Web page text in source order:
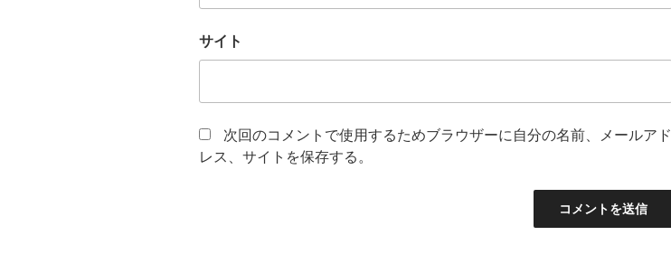
サイト
次回のコメントで使用するためブラウザーに自分の名前、メールアド
レス、サイトを保存する。